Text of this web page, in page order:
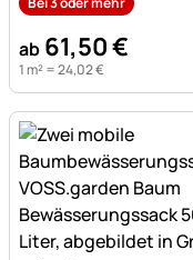
ab 61,50€
1 m² =24,02€